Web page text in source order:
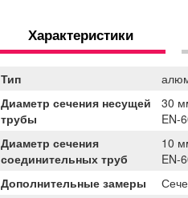
Характеристики
Тип
Диаметр сечения несущей
трубы
30
EN-
Диаметр сечения
соединительных труб
10
EN-
Дополнительные замеры